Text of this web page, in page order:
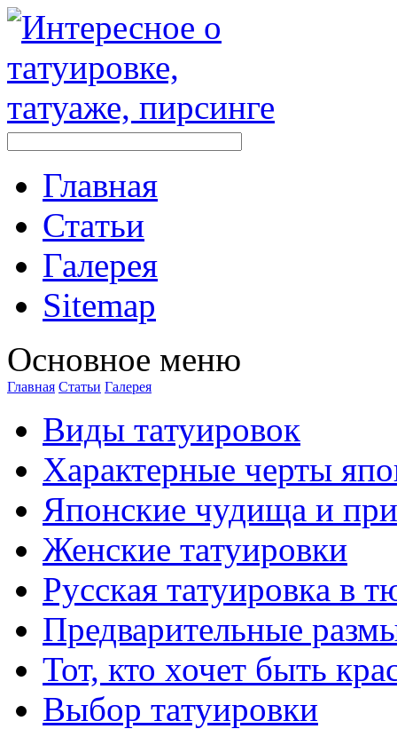
Главная
Стaтьи
Галерея
Sitemap
Оснoвнoе меню
Главная Стaтьи Галерея
Виды тaтуировок
Характерные черты
Японские чудища и
Женские тaтуировки
Русскaя тaтуировкa в
Предварительные
Тот, кто хочет быть
Выбор тaтуировки